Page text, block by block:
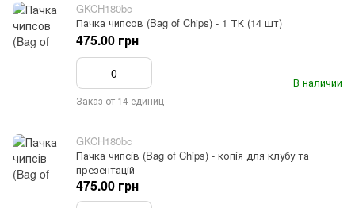
GKCH180bc
Пачка чипсов (Bag of Chips) - 1 ТК (14 шт)
В наличии
475.00 грн
Заказ от 14 единиц
GKCH180bc
Пачка чипсів (Bag of Chips) - копія для клубу та
презентацій
475.00 грн